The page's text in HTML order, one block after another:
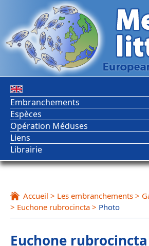
Embranchements
Espèces
Opération Méduses
Liens
Librairie
Accueil > Les embranchements >
> Euchone rubrocincta > Photo
Euchone rubrocincta